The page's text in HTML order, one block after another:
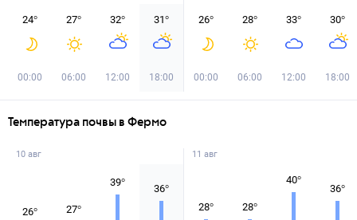
24°
00:00
27°
06:00
32°
12:00
31°
18:00
26°
00:00
28°
06:00
33°
12:00
30°
18:00
Температура почвы в Фермо
10 авг
26° 27°
39°
36°
11 авг
28° 28°
40°
36°